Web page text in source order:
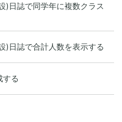
)日誌で同学年に複数クラス
)日誌で合計人数を表示する
する